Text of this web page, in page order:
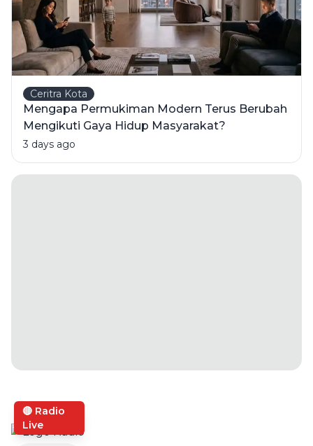
Ceritra Kota
Mengapa Permukiman Modern Terus Berubah
Mengikuti Gaya Hidup Masyarakat?
3 days ago
🔴 Radio
Live